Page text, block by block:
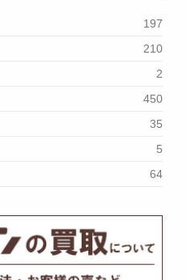
197
210
2
450
35
5
64